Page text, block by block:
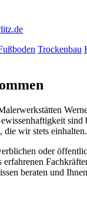
Trockenbau
sind
die wir stets einhalten.
oder
erfahrenen
beraten und